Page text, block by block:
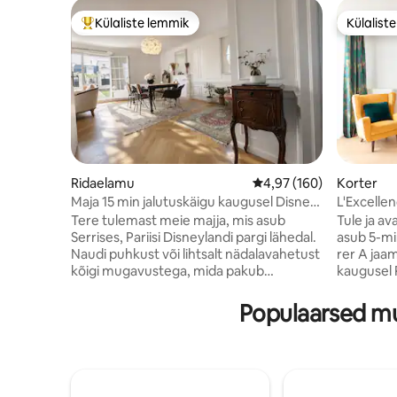
Külaliste suur lemmik
Külaliste lemmik
Ridaelamu Keskmine hinnang
4,97 (160)
Maja 15 min jalutuskäigu kaugusel Disney
Pariisi lähedal +2 privaatne garaaž
Tere tulemast meie majja, mis asub
Serrises, Pariisi Disneylandi pargi lähedal.
Naudi puhkust või lihtsalt nädalavahetust
kõigi mugavustega, mida pakub
kohtub tänapäevaga. See ainulaadne
majutuskoht sobib ideaalselt
Korter
lähedal
Tule ja
asub 5-
rer A
kaugusel
pakub
Val d
Populaarsed